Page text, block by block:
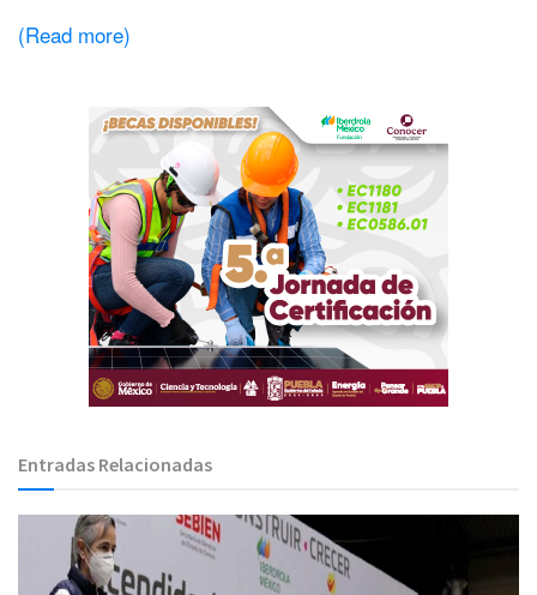
(Read more)
Entradas Relacionadas